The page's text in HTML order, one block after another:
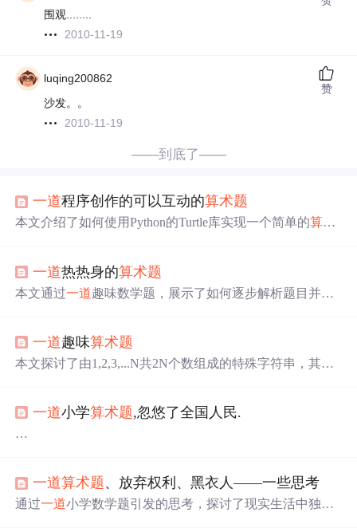
围观........
2010-11-19
luqing200862
沙发。。
2010-11-19
赞
——到底了——
一道程序创作的可以互动的算术题
本文介绍了如何使用Python的Turtle库实现一个简单的算术
一道热热身的算术题
本文通过一道趣味数学题，展示了如何逐步解析题目并找
一道趣味算术题
本文探讨了由1,2,3,...N共2N个数组成的特殊字符串，其中2
一道小学算术题,忽悠了全国人民.
我现在有100块钱,以后我的钱会在一定范围内变化,当上升
达到4%的时候你就给我一块糖吃.
一道算术题、放弃权利、黑衣人——一些思考
通过一道小学数学题引发的思考，探讨了现实生活中独立